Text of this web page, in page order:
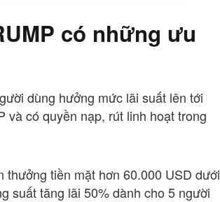
có những ưu
dùng hưởng mức lãi suất lên tới
và có quyền nạp, rút linh hoạt trong
tiền mặt hơn 60.000 USD dưới
suất tăng lãi 50% dành cho 5 người